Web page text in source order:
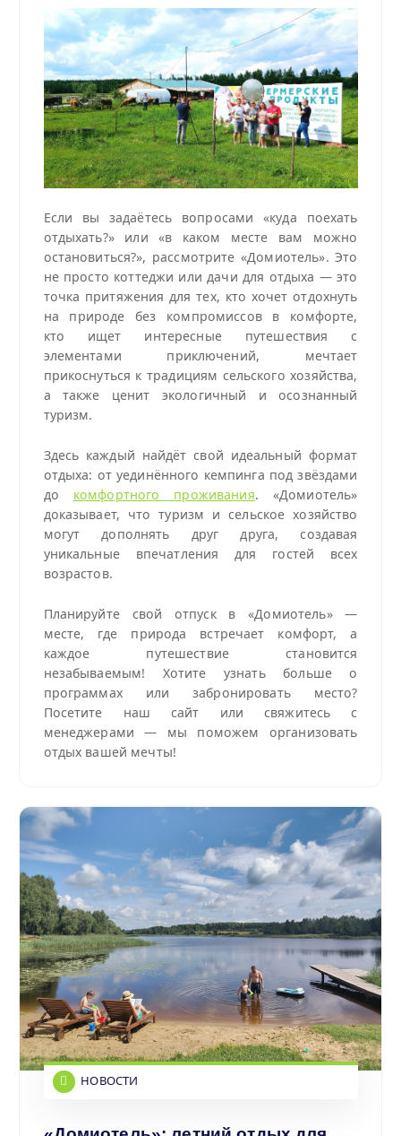
Если вы задаётесь вопросами «куда поехать
отдыхать?» или «в каком месте вам можно
остановиться?», рассмотрите «Домиотель». Это
не просто коттеджи или дачи для отдыха — это
точка притяжения для тех, кто хочет отдохнуть
на природе без компромиссов в комфорте,
кто ищет интересные путешествия с
элементами приключений, мечтает
прикоснуться к традициям сельского хозяйства,
а также ценит экологичный и осознанный
туризм.
Здесь каждый найдёт свой идеальный формат
отдыха: от уединённого кемпинга под звёздами
до комфортного проживания. «Домиотель»
доказывает, что туризм и сельское хозяйство
могут дополнять друг друга, создавая
уникальные впечатления для гостей всех
возрастов.
Планируйте свой отпуск в «Домиотель» —
месте, где природа встречает комфорт, а
каждое путешествие становится
незабываемым! Хотите узнать больше о
программах или забронировать место?
Посетите наш сайт или свяжитесь с
менеджерами — мы поможем организовать
отдых вашей мечты!
НОВОСТИ